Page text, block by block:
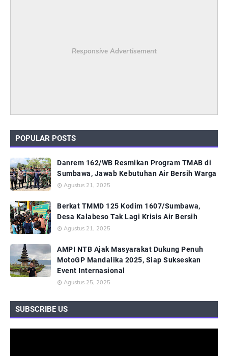
Responsive Advertisement
POPULAR POSTS
Danrem 162/WB Resmikan Program TMAB di
Sumbawa, Jawab Kebutuhan Air Bersih Warga
Agustus 21, 2025
Berkat TMMD 125 Kodim 1607/Sumbawa,
Desa Kalabeso Tak Lagi Krisis Air Bersih
Agustus 21, 2025
AMPI NTB Ajak Masyarakat Dukung Penuh
MotoGP Mandalika 2025, Siap Sukseskan
Event Internasional
Agustus 25, 2025
SUBSCRIBE US